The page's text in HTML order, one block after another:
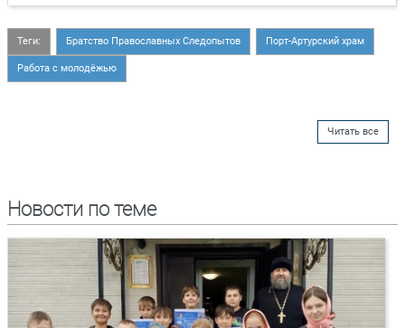
Теги: Братство Православных Следопытов Порт-Артурский храм
Работа с молодёжью
Читать все
Новости по теме